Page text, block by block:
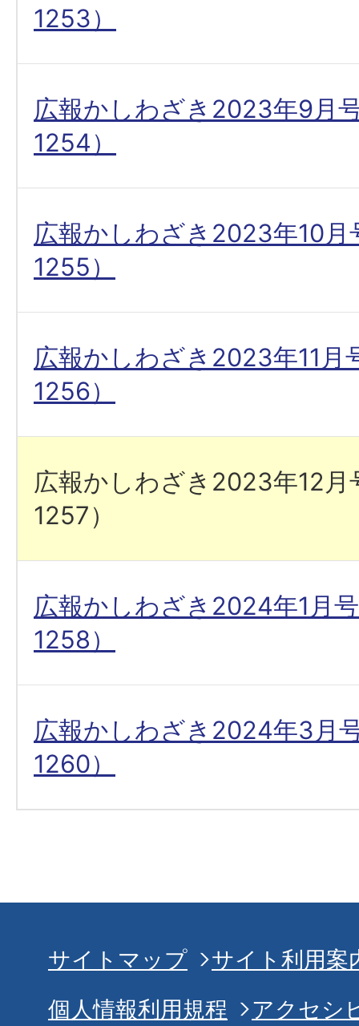
1253）
広報かしわざき2023年9月
1254）
広報かしわざき2023年10月
1255）
広報かしわざき2023年11月
1256）
広報かしわざき2023年12月
1257）
広報かしわざき2024年1月
1258）
広報かしわざき2024年3月
1260）
サイトマップ
サイト利用案
個人情報利用規程
アクセシ